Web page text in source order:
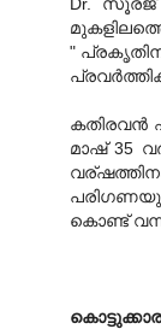
"
കതിരവന്‍
മാഷ് 35
കൊണ്ട്